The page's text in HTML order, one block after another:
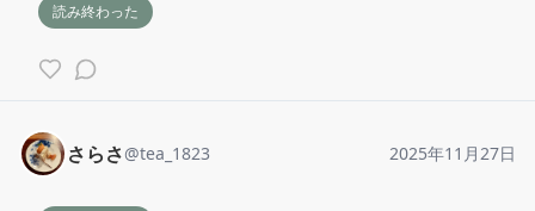
読み終わった
さらさ@tea_1823 2025年11月27日